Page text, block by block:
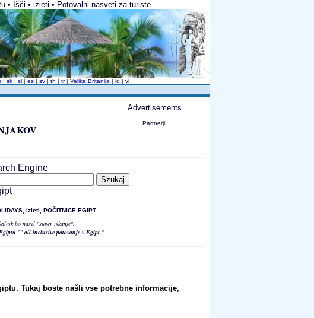
• Išči • izleti • Potovalni nasveti za turiste
| sk | sl | es | sv | th | tr | Velika Britanija | id | vi
Advertisements
Partnerji:
izleti, POČITNICE EGIPT
bo našel "super iskanje".
""all-inclusive potovanje v Egipt ".
Tukaj boste našli vse potrebne informacije,